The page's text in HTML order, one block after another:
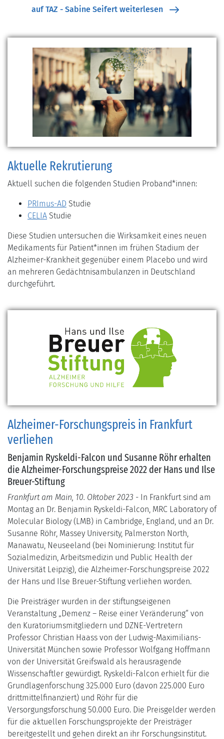
auf TAZ - Sabine Seifert weiterlesen
Aktuelle Rekrutierung
Aktuell suchen die folgenden Studien Proband*innen:
PRImus-AD Studie
CELIA Studie
Diese Studien untersuchen die Wirksamkeit eines neuen
Medikaments für Patient*innen im frühen Stadium der
Alzheimer-Krankheit gegenüber einem Placebo und wird
an mehreren Gedächtnisambulanzen in Deutschland
durchgeführt.
Alzheimer-Forschungspreis in Frankfurt
verliehen
Benjamin Ryskeldi-Falcon und Susanne Röhr erhalten
die Alzheimer-Forschungspreise 2022 der Hans und Ilse
Breuer-Stiftung
Frankfurt am Main, 10. Oktober 2023 - In Frankfurt sind am
Montag an Dr. Benjamin Ryskeldi-Falcon, MRC Laboratory of
Molecular Biology (LMB) in Cambridge, England, und an Dr.
Susanne Röhr, Massey University, Palmerston North,
Manawatu, Neuseeland (bei Nominierung: Institut für
Sozialmedizin, Arbeitsmedizin und Public Health der
Universität Leipzig), die Alzheimer-Forschungspreise 2022
der Hans und Ilse Breuer-Stiftung verliehen worden.
Die Preisträger wurden in der stiftungseigenen
Veranstaltung „Demenz – Reise einer Veränderung“ von
den Kuratoriumsmitgliedern und DZNE-Vertretern
Professor Christian Haass von der Ludwig-Maximilians-
Universität München sowie Professor Wolfgang Hoffmann
von der Universität Greifswald als herausragende
Wissenschaftler gewürdigt. Ryskeldi-Falcon erhielt für die
Grundlagenforschung 325.000 Euro (davon 225.000 Euro
drittmittelfinanziert) und Röhr für die
Versorgungsforschung 50.000 Euro. Die Preisgelder werden
für die aktuellen Forschungsprojekte der Preisträger
bereitgestellt und gehen direkt an ihr Forschungsinstitut.